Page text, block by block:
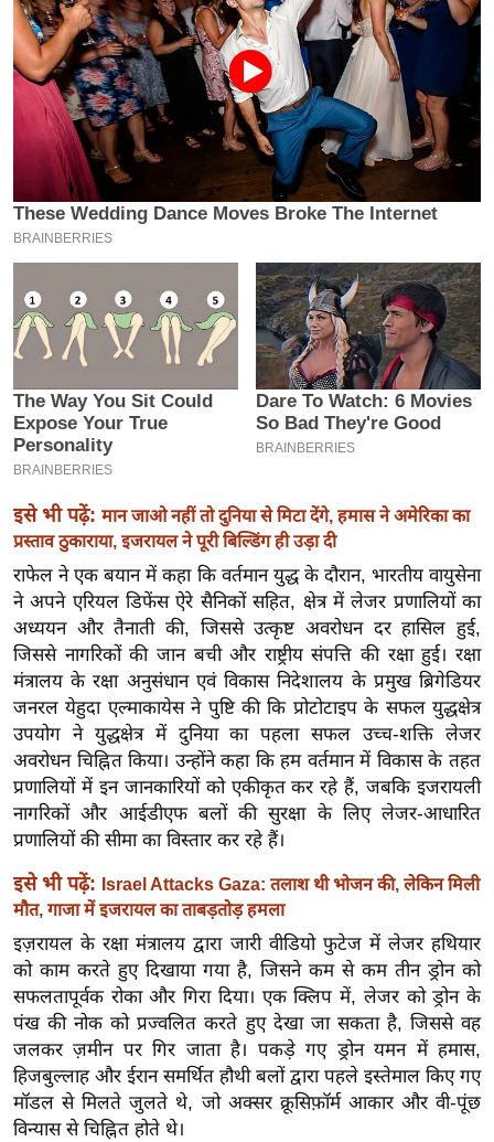
I
P
L
6
क्रा
ई
-
प
र
मि
ल
बे
मि
सा
ल
श
ख्सि
य
त
यं
ग
इं
डि
या
सा
हि
त्य
ज
ग
त
इसे भी पढ़ें: मान जाओ नहीं तो दुनिया से मिटा देंगे, हमास ने अमेरिका का
प्रस्ताव ठुकाराया, इजरायल ने पूरी बिल्डिंग ही उड़ा दी
राफेल ने एक बयान में कहा कि वर्तमान युद्ध के दौरान, भारतीय वायुसेना
ने अपने एरियल डिफेंस ऐरे सैनिकों सहित, क्षेत्र में लेजर प्रणालियों का
अध्ययन और तैनाती की, जिससे उत्कृष्ट अवरोधन दर हासिल हुई,
जिससे नागरिकों की जान बची और राष्ट्रीय संपत्ति की रक्षा हुई। रक्षा
मंत्रालय के रक्षा अनुसंधान एवं विकास निदेशालय के प्रमुख ब्रिगेडियर
जनरल येहुदा एल्माकायेस ने पुष्टि की कि प्रोटोटाइप के सफल युद्धक्षेत्र
उपयोग ने युद्धक्षेत्र में दुनिया का पहला सफल उच्च-शक्ति लेजर
अवरोधन चिह्नित किया। उन्होंने कहा कि हम वर्तमान में विकास के तहत
प्रणालियों में इन जानकारियों को एकीकृत कर रहे हैं, जबकि इजरायली
नागरिकों और आईडीएफ बलों की सुरक्षा के लिए लेजर-आधारित
प्रणालियों की सीमा का विस्तार कर रहे हैं।
इसे भी पढ़ें: Israel Attacks Gaza: तलाश थी भोजन की, लेकिन मिली
मौत, गाजा में इजरायल का ताबड़तोड़ हमला
इज़रायल के रक्षा मंत्रालय द्वारा जारी वीडियो फुटेज में लेजर हथियार
को काम करते हुए दिखाया गया है, जिसने कम से कम तीन ड्रोन को
सफलतापूर्वक रोका और गिरा दिया। एक क्लिप में, लेजर को ड्रोन के
पंख की नोक को प्रज्वलित करते हुए देखा जा सकता है, जिससे वह
जलकर ज़मीन पर गिर जाता है। पकड़े गए ड्रोन यमन में हमास,
हिजबुल्लाह और ईरान समर्थित हौथी बलों द्वारा पहले इस्तेमाल किए गए
मॉडल से मिलते जुलते थे, जो अक्सर क्रूसिफ़ॉर्म आकार और वी-पूंछ
विन्यास से चिह्नित होते थे।